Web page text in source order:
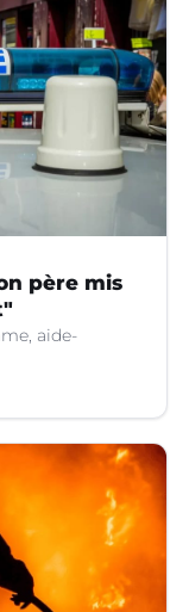
père mis
aide-